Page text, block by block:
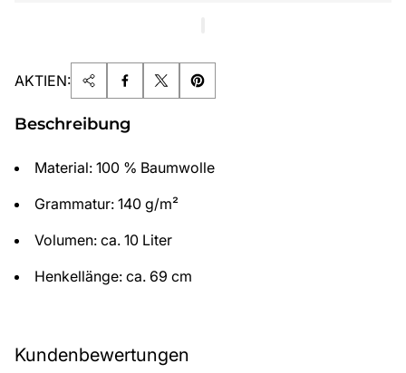
AKTIEN:
Beschreibung
Material: 100 % Baumwolle
Grammatur: 140 g/m²
Volumen: ca. 10 Liter
Henkellänge: ca. 69 cm
Kundenbewertungen